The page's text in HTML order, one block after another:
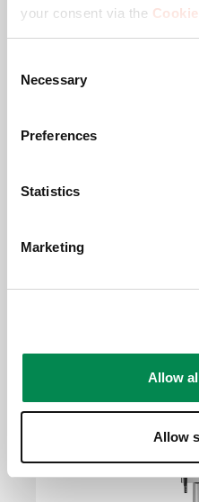
your consent via the
Selection
Necessary
Preferences
Statistics
Marketing
Allow
Allow
Hauteur (mm)